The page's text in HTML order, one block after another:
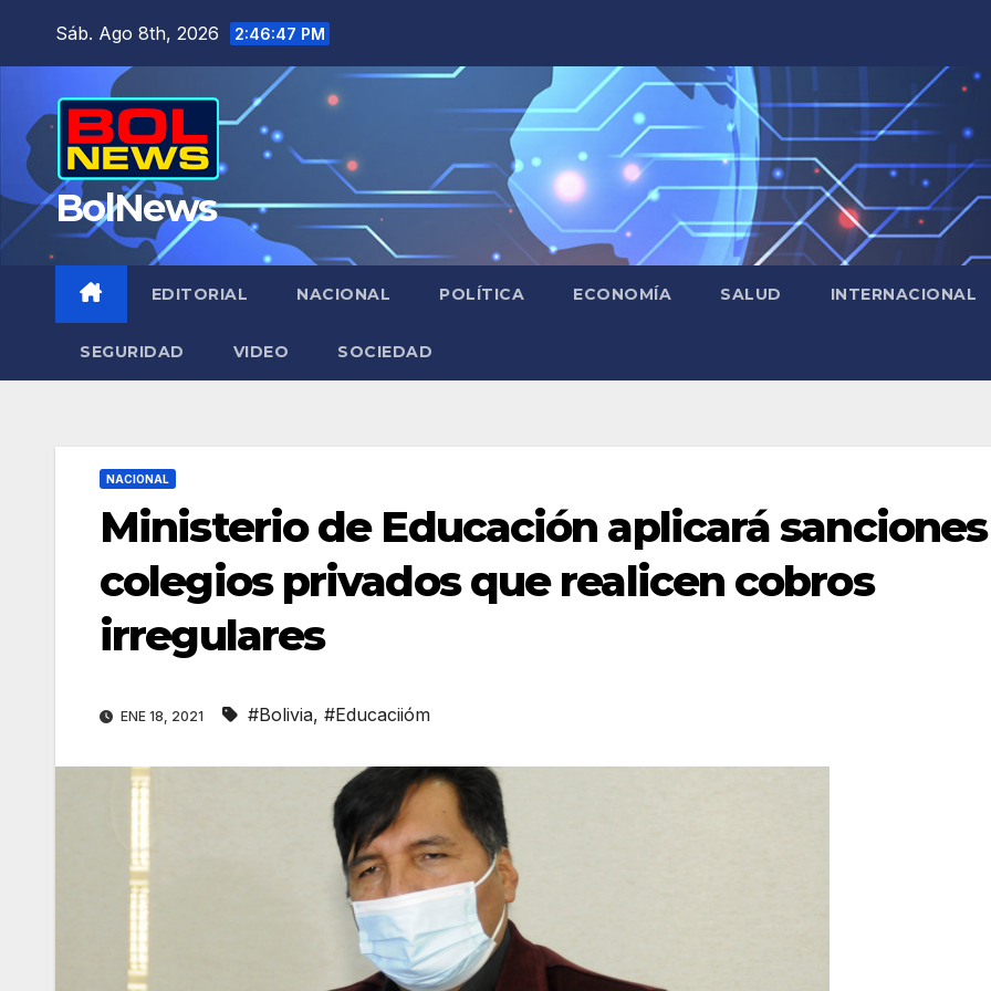
Sáb. Ago 8th, 2026 2:46:48 PM
BolNews
EDITORIAL NACIONAL POLÍTICA ECONOMÍA SALUD INTERNACIONAL
SEGURIDAD VIDEO SOCIEDAD
NACIONAL
Ministerio de Educación aplicará
colegios privados que realicen cobros
irregulares
ENE 18, 2021 #Bolivia, #Educaciióm